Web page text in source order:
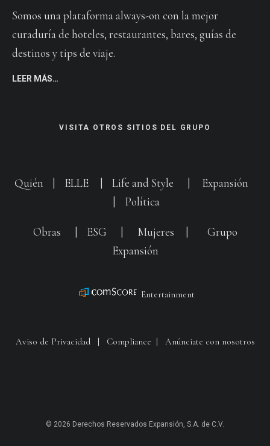
Somos una plataforma always-on con la mejor
curaduría de hoteles, restaurantes, bares, guías de
destinos y tips de viaje.
LEER MÁS…
VISITA OTROS SITIOS DEL GRUPO
Quién | ELLE | Life and Style | Expansión
| Política
Obras | ESG | Mujeres | Grupo
Expansión
Entertainment
Aviso de Privacidad | Compliance | Anúnciate con nosotros
© 2026 Derechos Reservados Expansión, S.A. de C.V.